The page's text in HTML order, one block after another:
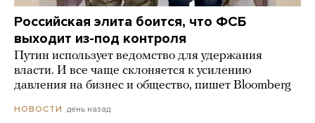
Российская элита боится, что ФСБ
выходит из-под контроля
Путин использует ведомство для удержания
власти. И все чаще склоняется к усилению
давления на бизнес и общество, пишет Bloomberg
НОВОСТИ день назад